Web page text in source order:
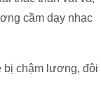
cầm dạy nhạc
bị chậm lương, đôi